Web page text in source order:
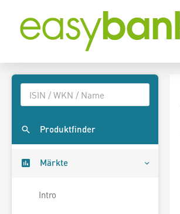
Produktfinder
Märkte
Intro